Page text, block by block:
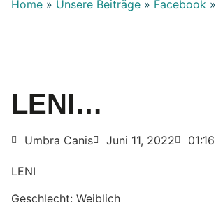
Home » Unsere Beiträge » Facebook »
LENI…
Umbra Canis Juni 11, 2022 01:16
LENI
Geschlecht: Weiblich